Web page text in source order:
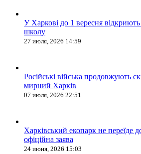
У Харкові до 1 вересня відкриють
школу
27 июля, 2026 14:59
Російські війська продовжують
мирний Харків
07 июля, 2026 22:51
Харківський екопарк не переїде
офіційна заява
24 июня, 2026 15:03